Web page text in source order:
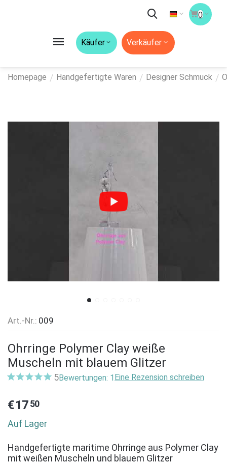
0
Käufer Verkäufer
Homepage / Handgefertigte Waren / Designer Schmuck /
Art.-Nr.: 009
Ohrringe Polymer Clay weiße
Muscheln mit blauem Glitzer
5Bewertungen: 1Eine Rezension schreiben
€1750
Auf Lager
Handgefertigte maritime Ohrringe aus Polymer Clay
mit weißen Muscheln und blauem Glitzer